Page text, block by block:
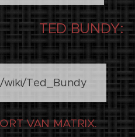
wiki/Ted_Bundy
VAN MATRIX.